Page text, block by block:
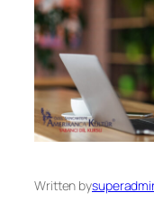
Written by